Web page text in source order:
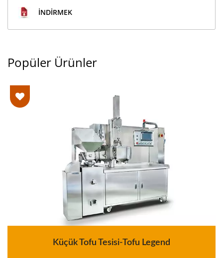
İNDIRMEK
Popüler Ürünler
Küçük Tofu Tesisi-Tofu Legend